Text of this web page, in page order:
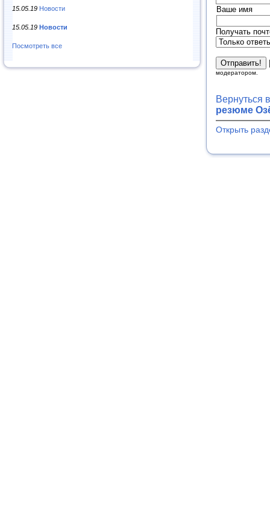
15.05.19 Новости
15.05.19 Новости
Посмотреть все
Ваше имя
Получать
модератором.
Вернуться
резюме
Открыть